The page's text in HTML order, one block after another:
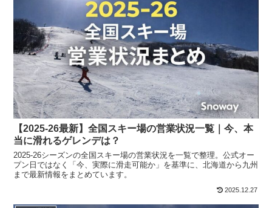
【2025-26最新】全国スキー場の営業状況一覧｜今、本
当に滑れるゲレンデは？
2025-26シーズンの全国スキー場の営業状況を一覧で整理。公式オー
プン日ではなく「今、実際に滑走可能か」を基準に、北海道から九州
まで最新情報をまとめています。
2025.12.27